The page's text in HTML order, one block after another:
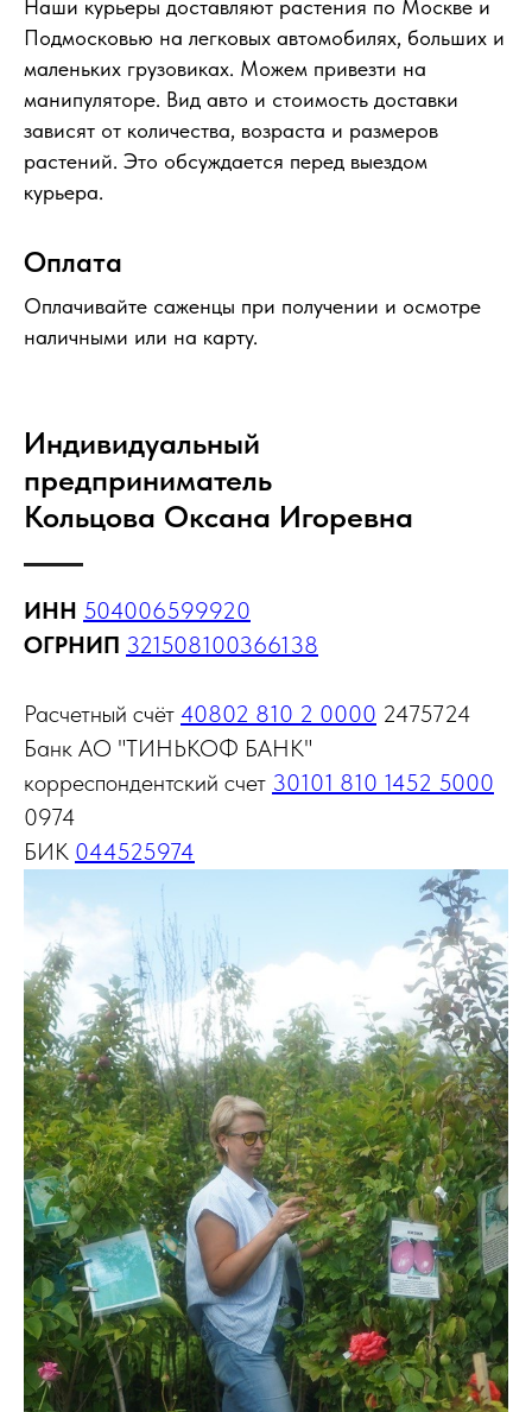
Наши курьеры доставляют растения по Москве и
Подмосковью на легковых автомобилях, больших и
маленьких грузовиках. Можем привезти на
манипуляторе. Вид авто и стоимость доставки
зависят от количества, возраста и размеров
растений. Это обсуждается перед выездом
курьера.
Оплата
Оплачивайте саженцы при получении и осмотре
наличными или на карту.
Индивидуальный
предприниматель
Кольцова Оксана Игоревна
ИНН 504006599920
ОГРНИП 321508100366138
Расчетный счёт 40802 810 2 0000 2475724
Банк АО "ТИНЬКОФ БАНК"
корреспондентский счет 30101 810 1452 5000
0974
БИК 044525974